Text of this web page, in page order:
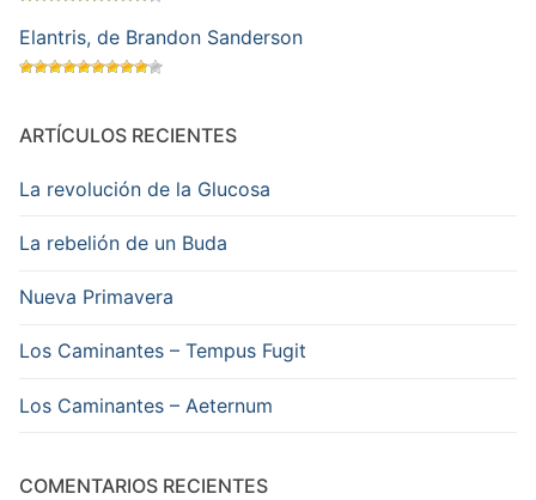
Elantris, de Brandon Sanderson
ARTÍCULOS RECIENTES
La revolución de la Glucosa
La rebelión de un Buda
Nueva Primavera
Los Caminantes – Tempus Fugit
Los Caminantes – Aeternum
COMENTARIOS RECIENTES